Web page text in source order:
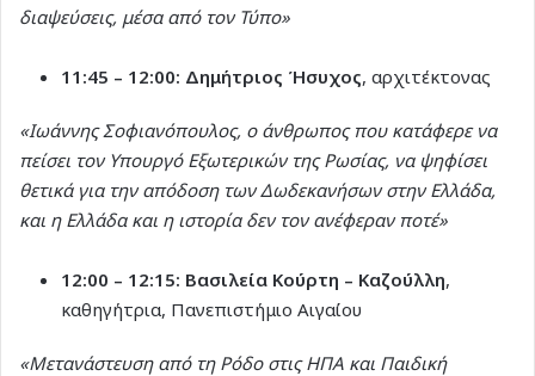
διαψεύσεις, μέσα από τον Τύπο»
11:45 – 12:00: Δημήτριος Ήσυχος, αρχιτέκτονας
«Ιωάννης Σοφιανόπουλος, ο άνθρωπος που κατάφερε να
πείσει τον Υπουργό Εξωτερικών της Ρωσίας, να ψηφίσει
θετικά για την απόδοση των Δωδεκανήσων στην Ελλάδα,
και η Ελλάδα και η ιστορία δεν τον ανέφεραν ποτέ»
12:00 – 12:15: Βασιλεία Κούρτη – Καζούλλη,
καθηγήτρια, Πανεπιστήμιο Αιγαίου
«Μετανάστευση από τη Ρόδο στις ΗΠΑ και Παιδική